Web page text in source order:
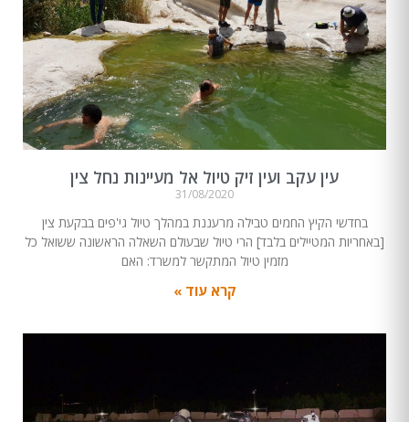
עין עקב ועין זיק טיול אל מעיינות נחל צין
31/08/2020
בחדשי הקיץ החמים טבילה מרעננת במהלך טיול גי'פים בבקעת צין
[באחריות המטיילים בלבד] הרי טיול שבעולם השאלה הראשונה ששואל כל
מזמין טיול המתקשר למשרד: האם
קרא עוד »